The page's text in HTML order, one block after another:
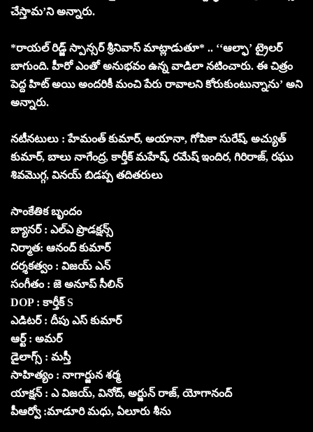
చేస్తామ’ని అన్నారు.
*రాయల్ రిడ్జ్ స్పాన్సర్ శ్రీనివాస్ మాట్లాడుతూ* .. ‘‘ఆల్ఫా’ ట్రైలర్
బాగుంది. హీరో ఎంతో అనుభవం ఉన్న వాడిలా నటించారు. ఈ చిత్రం
పెద్ద హిట్ అయి అందరికీ మంచి పేరు రావాలని కోరుకుంటున్నాను’ అని
అన్నారు.
నటీనటులు : హేమంత్ కుమార్, అయానా, గోపికా సురేష్, అచ్యుత్
కుమార్, బాలు నాగేంద్ర, కార్తీక్ మహేష్, రమేష్ ఇందిర, గిరిరాజ్, రఘు
శివమొగ్గ, వినయ్ బిడప్ప తదితరులు
సాంకేతిక బృందం
బ్యానర్ : ఎల్ఎ ప్రొడక్షన్స్
నిర్మాత: ఆనంద్ కుమార్
దర్శకత్వం : విజయ్ ఎన్
సంగీతం : జె అనూప్ సీలిన్
DOP : కార్తీక్ S
ఎడిటర్ : దీపు ఎస్ కుమార్
ఆర్ట్ : అమర్
డైలాగ్స్ : మస్తీ
సాహిత్యం : నాగార్జున శర్మ
యాక్షన్ : ఎ విజయ్, వినోద్, అర్జున్ రాజ్, యోగానంద్
పీఆర్వో :మాడూరి మధు, ఏలూరు శీను